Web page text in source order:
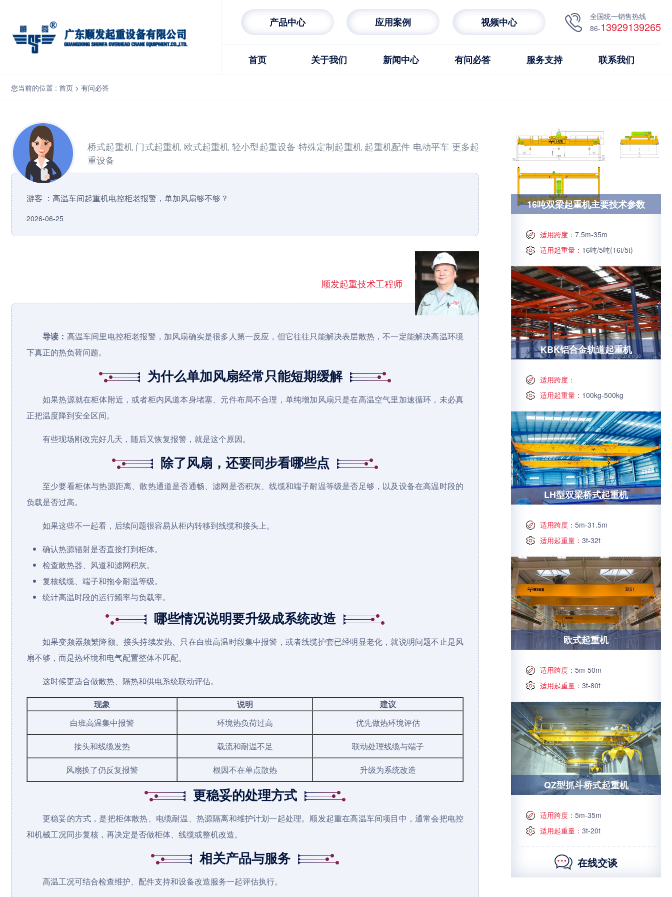
产品中心 应用案例 视频中心
全国统一销售热线
86-13929139265
首页 关于我们 新闻中心 有问必答 服务支持 联系我们
高温车间起重机电控柜老报警，单加风扇够不够？
您当前的位置 : 首页 > 有问必答
桥式起重机 门式起重机 欧式起重机 轻小型起重设备 特殊定制起重机 起重机配件 电动平车 更多起
重设备
游客 ：高温车间起重机电控柜老报警，单加风扇够不够？
2026-06-25
顺发起重技术工程师
导读： 高温车间里电控柜老报警，加风扇确实是很多人第一反应，但它往往只能解决表层散热，不一定能解决高温环境
下真正的热负荷问题。
为什么单加风扇经常只能短期缓解
如果热源就在柜体附近，或者柜内风道本身堵塞、元件布局不合理，单纯增加风扇只是在高温空气里加速循环，未必真
正把温度降到安全区间。
有些现场刚改完好几天，随后又恢复报警，就是这个原因。
除了风扇，还要同步看哪些点
至少要看柜体与热源距离、散热通道是否通畅、滤网是否积灰、线缆和端子耐温等级是否足够，以及设备在高温时段的
负载是否过高。
如果这些不一起看，后续问题很容易从柜内转移到线缆和接头上。
确认热源辐射是否直接打到柜体。
检查散热器、风道和滤网积灰。
复核线缆、端子和拖令耐温等级。
统计高温时段的运行频率与负载率。
哪些情况说明要升级成系统改造
如果变频器频繁降额、接头持续发热、只在白班高温时段集中报警，或者线缆护套已经明显老化，就说明问题不止是风
扇不够，而是热环境和电气配置整体不匹配。
这时候更适合做散热、隔热和供电系统联动评估。
现象
说明
建议
白班高温集中报警
环境热负荷过高 优先做热环境评估
接头和线缆发热 载流和耐温不足 联动处理线缆与端子
风扇换了仍反复报警 根因不在单点散热 升级为系统改造
更稳妥的处理方式
更稳妥的方式，是把柜体散热、电缆耐温、热源隔离和维护计划一起处理。顺发起重在高温车间项目中，通常会把电控
和机械工况同步复核，再决定是否做柜体、线缆或整机改造。
相关产品与服务
高温工况可结合检查维护、配件支持和设备改造服务一起评估执行。
16吨双梁起重机主要技术参数
适用跨度： 7.5m-35m
适用起重量： 16吨/5吨(16t/5t)
KBK铝合金轨道起重机
适用跨度：
适用起重量： 100kg-500kg
LH型双梁桥式起重机
适用跨度： 5m-31.5m
适用起重量： 3t-32t
欧式起重机
适用跨度： 5m-50m
适用起重量： 3t-80t
QZ型抓斗桥式起重机
适用跨度： 5m-35m
适用起重量： 3t-20t
在线交谈